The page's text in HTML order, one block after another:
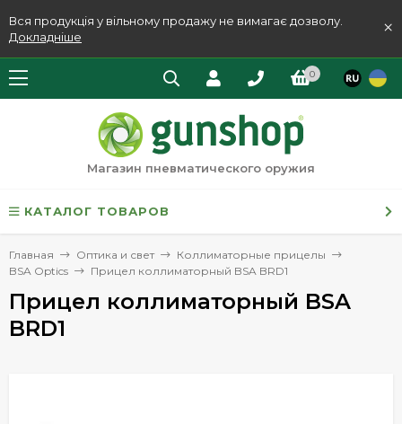
Вся продукція у вільному продажу не вимагає дозволу.
Докладніше
×
0
Магазин пневматического оружия
КАТАЛОГ ТОВАРОВ
Главная Оптика и свет
Коллиматорные прицелы
BSA Optics
Прицел коллиматорный BSA BRD1
Прицел коллиматорный BSA
BRD1